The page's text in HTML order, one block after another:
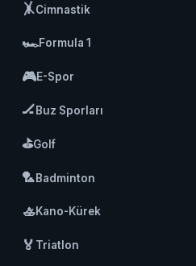
🤸Cimnastik
🏎️Formula 1
🎮E-Spor
🏒Buz Sporları
⛳Golf
🏸Badminton
🚣Kano-Kürek
🏅 Triatlon